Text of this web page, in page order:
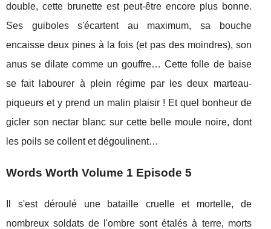
double, cette brunette est peut-être encore plus bonne.
Ses guiboles s'écartent au maximum, sa bouche
encaisse deux pines à la fois (et pas des moindres), son
anus se dilate comme un gouffre… Cette folle de baise
se fait labourer à plein régime par les deux marteau-
piqueurs et y prend un malin plaisir ! Et quel bonheur de
gicler son nectar blanc sur cette belle moule noire, dont
les poils se collent et dégoulinent…
Words Worth Volume 1 Episode 5
Il s'est déroulé une bataille cruelle et mortelle, de
nombreux soldats de l'ombre sont étalés à terre, morts